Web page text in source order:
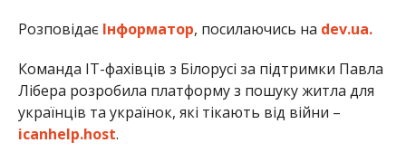
Розповідає Інформатор, посилаючись на dev.ua.
Команда ІТ-фахівців з Білорусі за підтримки Павла
Лібера розробила платформу з пошуку житла для
українців та українок, які тікають від війни –
icanhelp.host.